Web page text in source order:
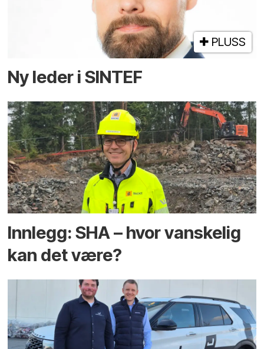
PLUSS
Ny leder i SINTEF
Innlegg: SHA – hvor vanskelig
kan det være?